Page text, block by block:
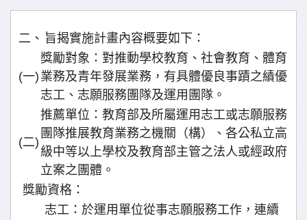
二、 旨揭實施計畫內容概要如下：
(一)
獎勵對象：對推動學校教育、社會教育、體育
業務及青年發展業務，有具體優良事蹟之績優
志工、志願服務團隊及運用團隊。
(二)
推薦單位：教育部及所屬運用志工或志願服務
團隊推展教育業務之機關（構）、各公私立高
級中等以上學校及教育部主管之法人或經政府
立案之團體。
獎勵資格：
志工：於運用單位從事志願服務工作，連續